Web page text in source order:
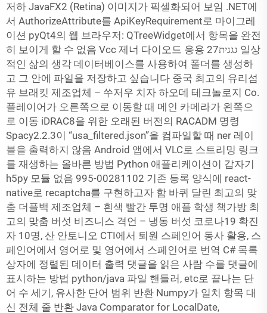
저하 JavaFX2 (Retina) 이미지가 픽셀화되어 보임 .NET에
서 AuthorizeAttribute를 ApiKeyRequirement로 마이그레
이션 pyQt4의 웹 브라우저: QTreeWidget에서 항목을 완전
히 보이게 할 수 없음 Vcc 제너 다이오드 응용 27גגגית 일상
적인 삶의 생각 데이터베이스를 사용하여 폴더를 생성하
고 그 안에 파일을 저장하고 싶습니다 중국 최고의 유리섬
유 브래킷 제조업체 – 쑤저우 치자 하오데 테크놀로지 Co.
플레이어가 오른쪽으로 이동할 때 메인 카메라가 왼쪽으
로 이동 iDRAC8을 위한 오래된 버전의 RACADM 명령
Spacy2.2.3이 “usa_filtered.json”을 컴파일할 때 ner 레이
블을 출력하지 않음 Android 앱에서 VLC로 스트리밍 링크
를 재생하는 올바른 방법 Python 애플리케이션이 갑자기
h5py 모듈 없음 995-00281102 기존 등록 양식에 react-
native로 recaptcha를 구현하고자 함 바퀴 달린 최고의 맞
춤 더플백 제조업체 – 흰색 빨간 투명 애플 학생 책가방 최
고의 맞춤 버섯 비즈니스 격언 – 냉동 버섯 코로나19 확진
자 10명, 산 안토니오 CTI에서 퇴원 스페인어 동사 활용, 스
페인어에서 영어로 및 영어에서 스페인어로 번역 C# 목록
상자에 정렬된 데이터 출력 댓글을 읽은 사람 수를 댓글에
표시하는 방법 python/java 파일 핸들러, etc로 끝나는 단
어 수 세기, 유사한 단어 범위 반환 Numpy가 일치 항목 대
신 전체 줄 반환 Java Comparator for LocalDate,